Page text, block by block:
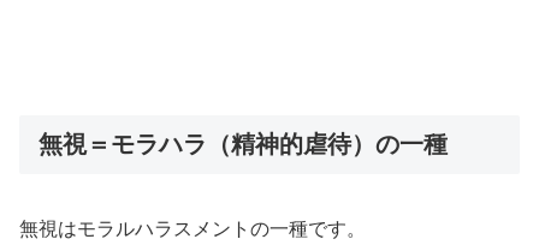
無視＝モラハラ（精神的虐待）の一種
無視はモラルハラスメントの一種です。